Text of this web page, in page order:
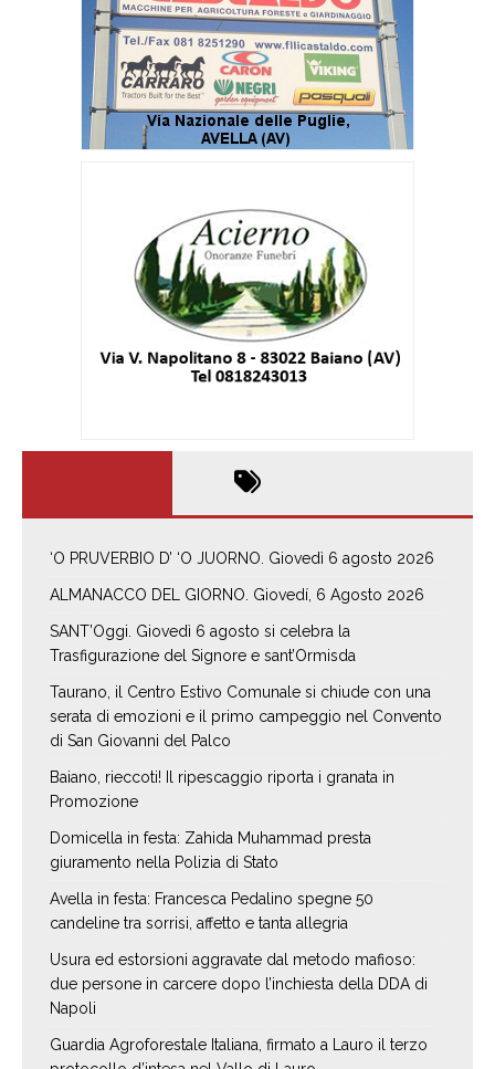
‘O PRUVERBIO D’ ‘O JUORNO. Giovedì 6 agosto 2026
ALMANACCO DEL GIORNO. Giovedí, 6 Agosto 2026
SANT’Oggi. Giovedì 6 agosto si celebra la
Trasfigurazione del Signore e sant’Ormisda
Taurano, il Centro Estivo Comunale si chiude con una
serata di emozioni e il primo campeggio nel Convento
di San Giovanni del Palco
Baiano, rieccoti! Il ripescaggio riporta i granata in
Promozione
Domicella in festa: Zahida Muhammad presta
giuramento nella Polizia di Stato
Avella in festa: Francesca Pedalino spegne 50
candeline tra sorrisi, affetto e tanta allegria
Usura ed estorsioni aggravate dal metodo mafioso:
due persone in carcere dopo l’inchiesta della DDA di
Napoli
Guardia Agroforestale Italiana, firmato a Lauro il terzo